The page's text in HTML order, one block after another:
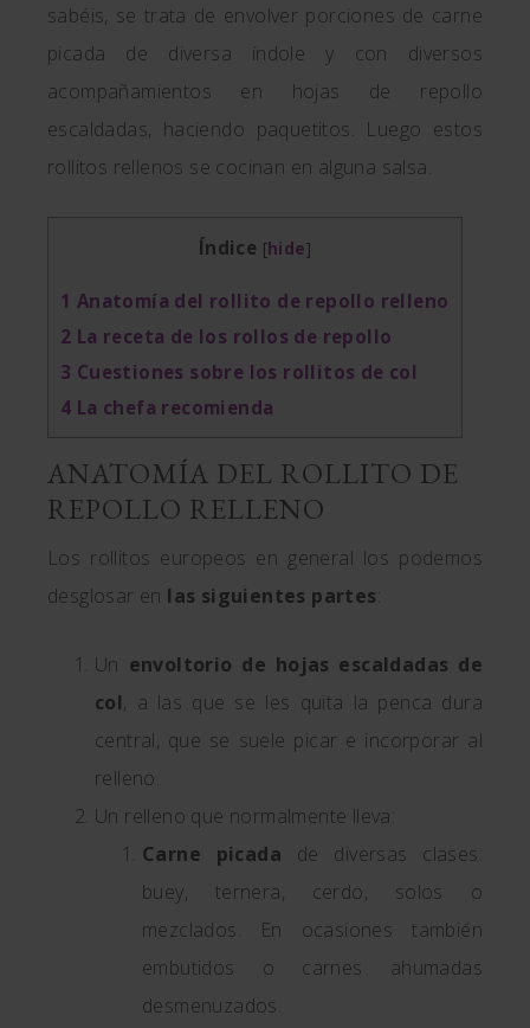
sabéis, se trata de envolver porciones de carne
picada de diversa índole y con diversos
acompañamientos en hojas de repollo
escaldadas, haciendo paquetitos. Luego estos
rollitos rellenos se cocinan en alguna salsa.
Índice [hide]
1 Anatomía del rollito de repollo relleno
2 La receta de los rollos de repollo
3 Cuestiones sobre los rollitos de col
4 La chefa recomienda
ANATOMÍA DEL ROLLITO DE
REPOLLO RELLENO
Los rollitos europeos en general los podemos
desglosar en las siguientes partes:
Un envoltorio de hojas escaldadas de
col, a las que se les quita la penca dura
central, que se suele picar e incorporar al
relleno.
Un relleno que normalmente lleva:
Carne picada de diversas clases:
buey, ternera, cerdo, solos o
mezclados. En ocasiones también
embutidos o carnes ahumadas
desmenuzados.